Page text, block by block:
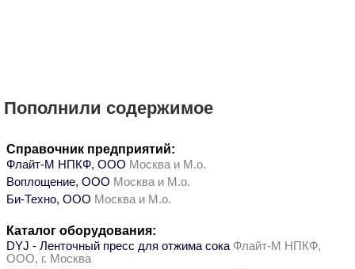
Пополнили содержимое
Справочник предприятий:
Флайт-М НПКФ, ООО Москва и М.о.
Воплощение, ООО Москва и М.о.
Би-Техно, ООО Москва и М.о.
Каталог оборудования:
DYJ - Ленточный пресс для отжима сока Флайт-М НПКФ,
ООО, г. Москва